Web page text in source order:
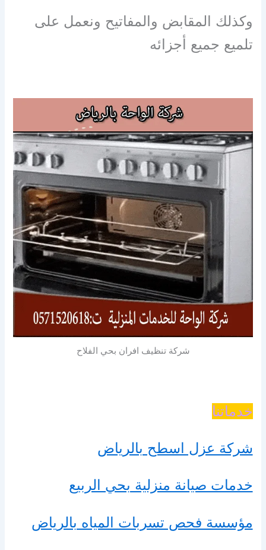
وكذلك المقابض والمفاتيح ونعمل على
تلميع جميع أجزائه
شركة تنظيف افران بحي الفلاح
خدماتنا
شركة عزل اسطح بالرياض
خدمات صيانة منزلية بحي الربيع
مؤسسة فحص تسربات المياه بالرياض